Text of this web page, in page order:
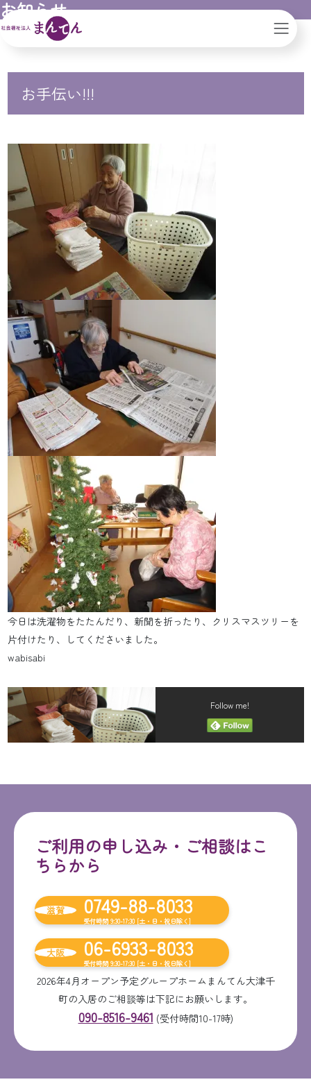
お知らせ
｜滋賀県｜大阪市
お手伝い!!!
今日は洗濯物をたたんだり、新聞を折ったり、クリスマスツリーを
片付けたり、してくださいました。
wabisabi
Follow me!
ご利用の申し込み・ご相談はこ
ちらから
滋賀 0749-88-8033
受付時間 9:30-17:30 [土・日・祝日除く]
大阪 06-6933-8033
受付時間 9:30-17:30 [土・日・祝日除く]
2026年4月オープン予定グループホームまんてん大津千
町の入居のご相談等は下記にお願いします。
090-8516-9461 (受付時間10-17時)